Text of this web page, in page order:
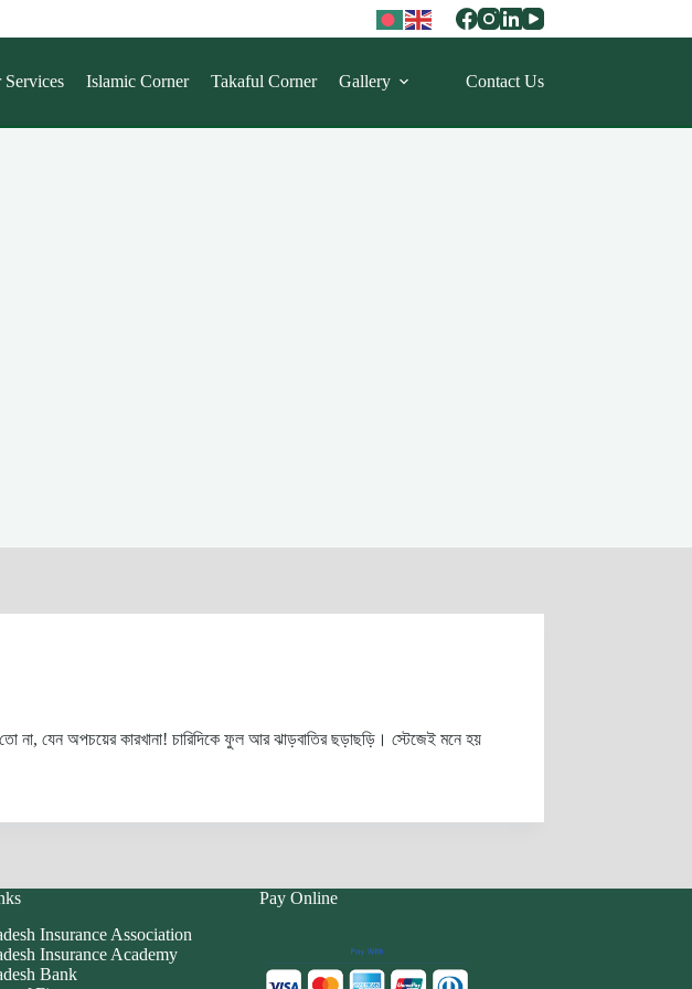
Services Islamic Corner Takaful Corner Gallery Contact Us
না, যেন অপচয়ের কারখানা! চারিদিকে ফুল আর ঝাড়বাতির ছড়াছড়ি। স্টেজেই মনে হয়
Insurance Association
Insurance Academy
Bank
Pay Online